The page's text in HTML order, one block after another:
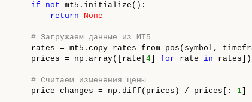
if
not mt5.initialize():
return
None
# Загружаем данные из MT5
rates = mt5.copy_rates_from_pos(symbol,
prices = np.array([rate[ 4 for rate in rates])
# Считаем изменения цены
price_changes = np.diff(prices) / prices[:- 1